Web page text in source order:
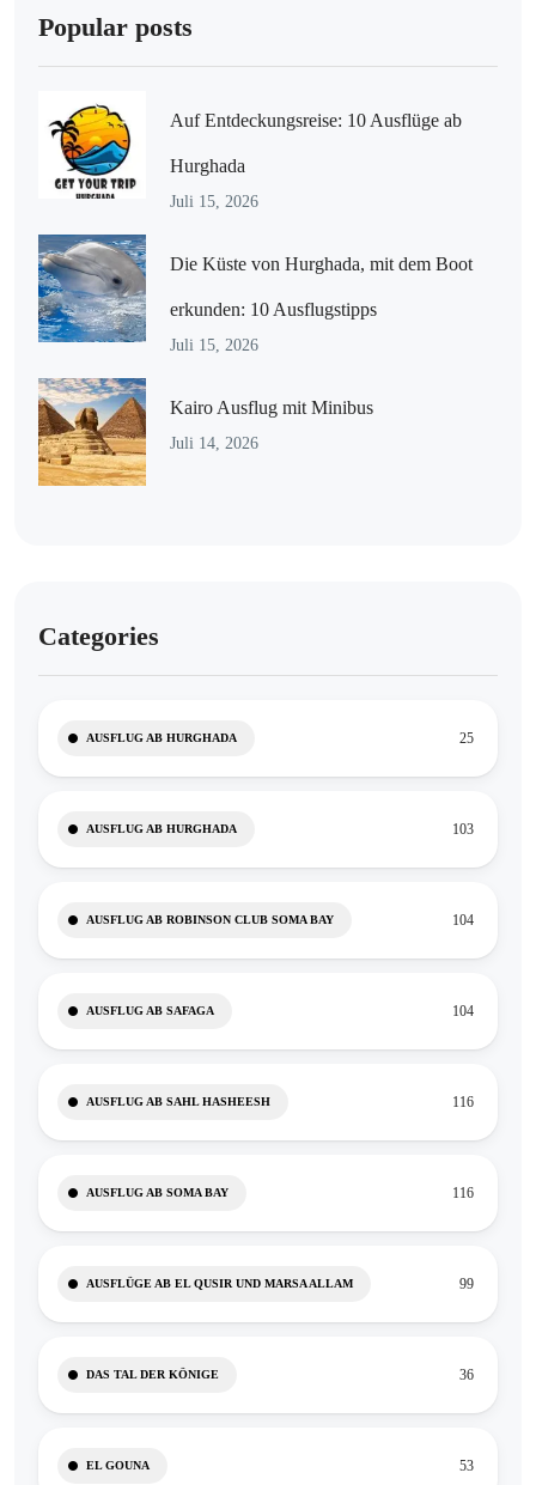
Popular posts
Auf Entdeckungsreise: 10 Ausflüge ab
Hurghada
Juli 15, 2026
Die Küste von Hurghada, mit dem Boot
erkunden: 10 Ausflugstipps
Juli 15, 2026
Kairo Ausflug mit Minibus
Juli 14, 2026
Categories
AUSFLUG AB HURGHADA 25
AUSFLUG AB HURGHADA 103
AUSFLUG AB ROBINSON CLUB SOMA BAY 104
AUSFLUG AB SAFAGA 104
AUSFLUG AB SAHL HASHEESH 116
AUSFLUG AB SOMA BAY 116
AUSFLÜGE AB EL QUSIR UND MARSA ALLAM 99
DAS TAL DER KÖNIGE 36
EL GOUNA 53